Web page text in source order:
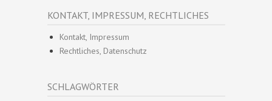
KONTAKT, IMPRESSUM, RECHTLICHES
Kontakt, Impressum
Rechtliches, Datenschutz
SCHLAGWÖRTER